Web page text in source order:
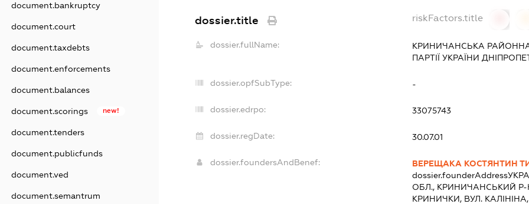
document.bankruptcy
document.court
document.taxdebts
document.enforcements
document.balances
document.scorings new!
document.tenders
document.publicfunds
document.ved
document.semantrum
dossier.title riskFactors.title
dossier.fullName:
КРИНИЧАНСЬКА РАЙОННА
ПАРТІЇ УКРАЇНИ
dossier.opfSubType: -
dossier.edrpo: 33075743
dossier.regDate: 30.07.01
dossier.foundersAndBenef:
ВЕРЕЩАКА КОСТЯНТИН
dossier.founderAddress
ОБЛ., КРИНИЧАНСЬКИЙ
КРИНИЧКИ, ВУЛ.